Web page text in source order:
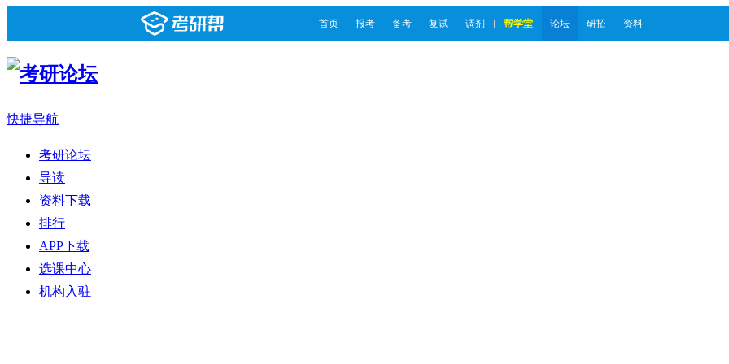
首页 报考 备考 复试 调剂 帮学堂 论坛 研招 资料
快捷导航
考研论坛
导读
资料下载
排行
APP下载
选课中心
机构入驻